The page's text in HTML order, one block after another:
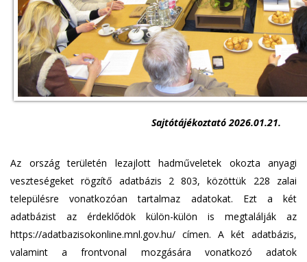
Sajtótájékoztató 2026.01.21.
Az ország területén lezajlott hadműveletek okozta anyagi
veszteségeket rögzítő adatbázis 2 803, közöttük 228 zalai
településre vonatkozóan tartalmaz adatokat. Ezt a két
adatbázist az érdeklődök külön-külön is megtalálják az
https://adatbazisokonline.mnl.gov.hu/ címen. A két adatbázis,
valamint a frontvonal mozgására vonatkozó adatok